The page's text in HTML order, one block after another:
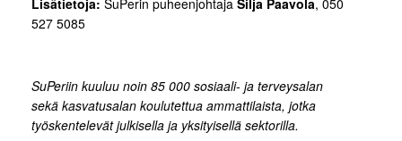
Lisätietoja: SuPerin puheenjohtaja Silja Paavola, 050
527 5085
SuPeriin kuuluu noin 85 000 sosiaali- ja terveysalan
sekä kasvatusalan koulutettua ammattilaista, jotka
työskentelevät julkisella ja yksityisellä sektorilla.